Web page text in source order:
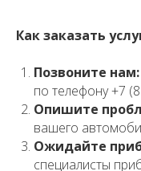
Как заказать
Позвоните нам:
по телефону +7
Опишите
вашего
Ожидайте
специалисты